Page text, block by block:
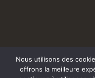
Nous utilisons des
offrons la meilleure